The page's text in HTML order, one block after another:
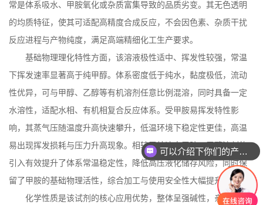
常是体系吸水、甲胺氧化或杂质富集导致的品质劣变。其无色透明
的均质特征，使其可适配高精度合成反应，不会因色素、杂质干扰
反应进程与产物纯度，满足高端精细化工生产要求。
基础物理理化特性方面，该溶液极性适中、挥发性较强，常温
下挥发速率显著高于纯甲醇。体系密度低于纯水，黏度极低，流动
性优异，可与甲醇、乙醇等有机溶剂任意比例混溶，同时具备一定
水溶性，适配水相、有机相复合反应体系。受甲胺易挥发特性影
响，其蒸气压随温度升高快速攀升，低温环境下稳定性更佳，高温
易出现挥发损耗与压力升高现象。相较于纯液态甲胺，甲醇溶剂的
引入有效提升了体系常温稳定性，降低高压液化储存风险，同时保
留了甲胺的基础物理活性，综合加工与使用安全性大幅提升。
化学性质是该试剂的核心应用优势，整体呈强碱性，亲核反应